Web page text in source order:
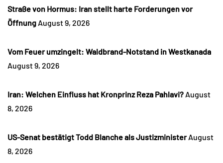
Straße von Hormus: Iran stellt harte Forderungen vor
Öffnung August 9, 2026
Vom Feuer umzingelt: Waldbrand-Notstand in Westkanada
August 9, 2026
Iran: Welchen Einfluss hat Kronprinz Reza Pahlavi? August
8, 2026
US-Senat bestätigt Todd Blanche als Justizminister August
8, 2026